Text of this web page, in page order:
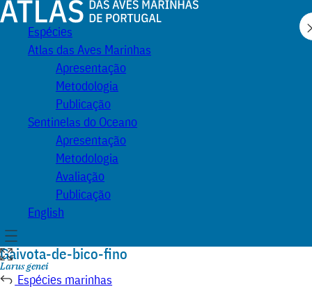
Atlas
Espécies
Atlas das Aves Marinhas
Apresentação
Metodologia
Publicação
Sentinelas do Oceano
Apresentação
Metodologia
Avaliação
Publicação
English
Menu
Gaivota-de-bico-fino
Nome
científico:
Larus genei
Espécies marinhas
Expandir
ilustração